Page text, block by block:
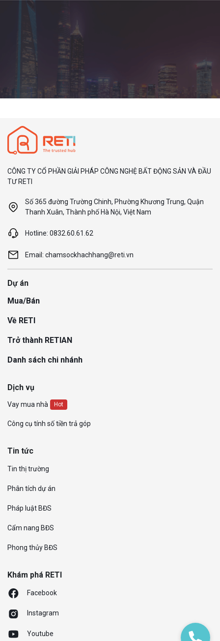
CÔNG TY CỔ PHẦN GIẢI PHÁP CÔNG NGHỆ BẤT ĐỘNG SẢN VÀ ĐẦU
TƯ RETI
Số 365 đường Trường Chinh, Phường Khương Trung, Quận
Thanh Xuân, Thành phố Hà Nội, Việt Nam
Hotline: 0832.60.61.62
Email: chamsockhachhang@reti.vn
Dự án
Mua/Bán
Về RETI
Trở thành RETIAN
Danh sách chi nhánh
Dịch vụ
Vay mua nhà Hot
Công cụ tính số tiền trả góp
Tin tức
Tin thị trường
Phân tích dự án
Pháp luật BĐS
Cẩm nang BĐS
Phong thủy BĐS
Khám phá RETI
Facebook
Instagram
Youtube